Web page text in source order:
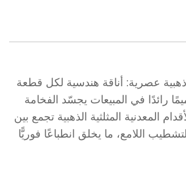
ذهبية عصرية: أناقة هندسية لكل قطعة
رائدًا في المبيعات يجسّد الفخامة
المعدنية المثلثية الذهبية تجمع بين
اللامع، ما يخلق انطباعًا فوريًّا